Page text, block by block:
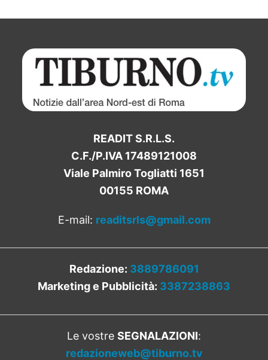
READIT S.R.L.S.
C.F./P.IVA 17489121008
Viale Palmiro Togliatti 1651
00155 ROMA
E-mail: readitsrls@gmail.com
Redazione: 3889786091
Marketing e Pubblicità: 3387238863
Le vostre SEGNALAZIONI:
redazioneweb@tiburno.tv